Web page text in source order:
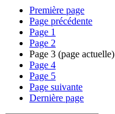
Première page
Page précédente
Page 1
Page 2
Page 3 (page actuelle)
Page 4
Page 5
Page suivante
Dernière page